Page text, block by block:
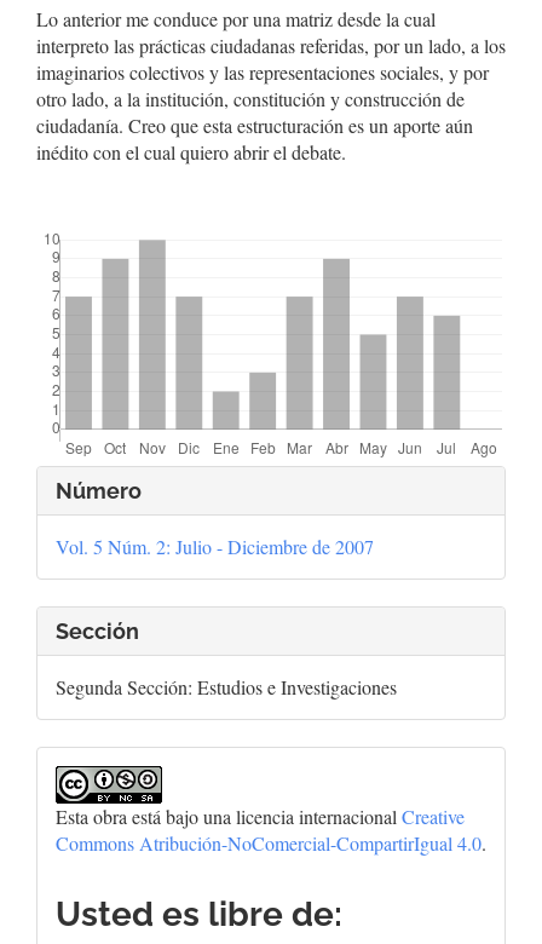
Lo anterior me conduce por una matriz desde la cual
interpreto las prácticas ciudadanas referidas, por un lado, a los
imaginarios colectivos y las representaciones sociales, y por
otro lado, a la institución, constitución y construcción de
ciudadanía. Creo que esta estructuración es un aporte aún
inédito con el cual quiero abrir el debate.
Detalles
del
artículo
Número
Vol. 5 Núm. 2: Julio - Diciembre de 2007
Sección
Segunda Sección: Estudios e Investigaciones
Esta obra está bajo una licencia internacional Creative
Commons Atribución-NoComercial-CompartirIgual 4.0.
Usted es libre de: